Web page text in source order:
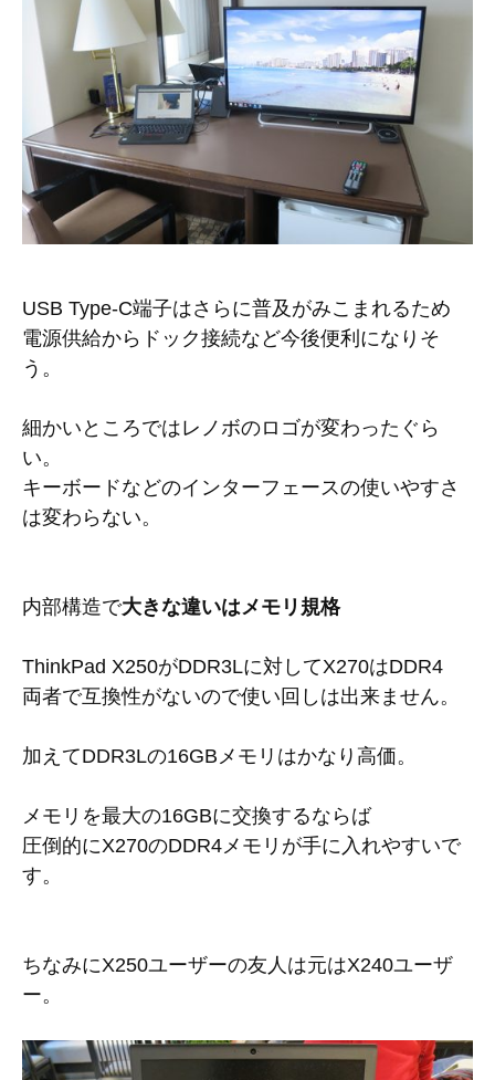
USB Type-C端子はさらに普及がみこまれるため
電源供給からドック接続など今後便利になりそ
う。
細かいところではレノボのロゴが変わったぐら
い。
キーボードなどのインターフェースの使いやすさ
は変わらない。
内部構造で大きな違いはメモリ規格
ThinkPad X250がDDR3Lに対してX270はDDR4
両者で互換性がないので使い回しは出来ません。
加えてDDR3Lの16GBメモリはかなり高価。
メモリを最大の16GBに交換するならば
圧倒的にX270のDDR4メモリが手に入れやすいで
す。
ちなみにX250ユーザーの友人は元はX240ユーザ
ー。